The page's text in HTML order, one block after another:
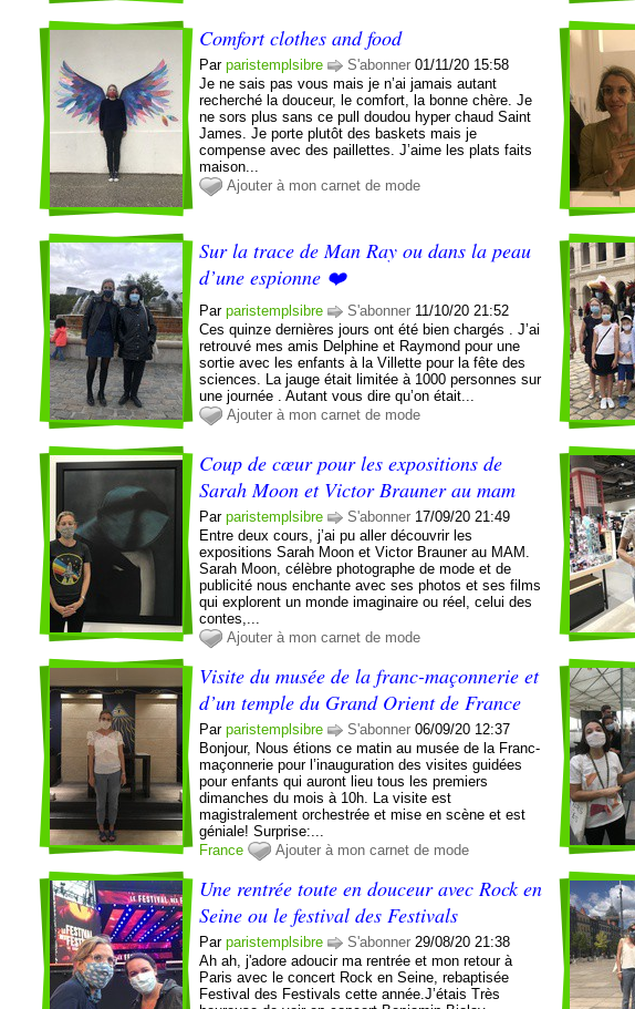
Comfort clothes and food
Parparistemplsibre S'abonner 01/11/20 15:58
Je ne sais pas vous mais je n’ai jamais autant
recherché la douceur, le comfort, la bonne chère. Je
ne sors plus sans ce pull doudou hyper chaud Saint
James. Je porte plutôt des baskets mais je
compense avec des paillettes. J’aime les plats faits
maison...
Ajouter à mon carnet de mode
Sur la trace de Man Ray ou dans la peau
d’une espionne ❤️
Parparistemplsibre S'abonner 11/10/20 21:52
Ces quinze dernières jours ont été bien chargés . J’ai
retrouvé mes amis Delphine et Raymond pour une
sortie avec les enfants à la Villette pour la fête des
sciences. La jauge était limitée à 1000 personnes sur
une journée . Autant vous dire qu’on était...
Ajouter à mon carnet de mode
Coup de cœur pour les expositions de
Sarah Moon et Victor Brauner au mam
Parparistemplsibre S'abonner 17/09/20 21:49
Entre deux cours, j’ai pu aller découvrir les
expositions Sarah Moon et Victor Brauner au MAM.
Sarah Moon, célèbre photographe de mode et de
publicité nous enchante avec ses photos et ses films
qui explorent un monde imaginaire ou réel, celui des
contes,...
Ajouter à mon carnet de mode
Visite du musée de la franc-maçonnerie et
d’un temple du Grand Orient de France
Parparistemplsibre S'abonner 06/09/20 12:37
Bonjour, Nous étions ce matin au musée de la Franc-
maçonnerie pour l’inauguration des visites guidées
pour enfants qui auront lieu tous les premiers
dimanches du mois à 10h. La visite est
magistralement orchestrée et mise en scène et est
géniale! Surprise:...
France
Ajouter à mon carnet de mode
Une rentrée toute en douceur avec Rock en
Seine ou le festival des Festivals
Parparistemplsibre S'abonner 29/08/20 21:38
Ah ah, j'adore adoucir ma rentrée et mon retour à
Paris avec le concert Rock en Seine, rebaptisée
Festival des Festivals cette année.J’étais Très